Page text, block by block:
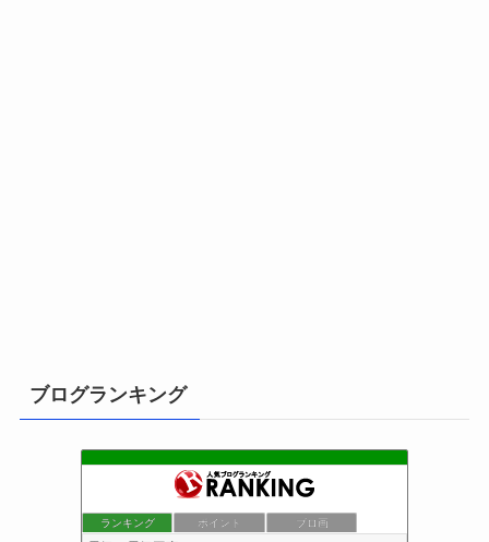
ブログランキング
ランキング ポイント ブロ画
小さな引越し屋と電気工事屋の奮闘記